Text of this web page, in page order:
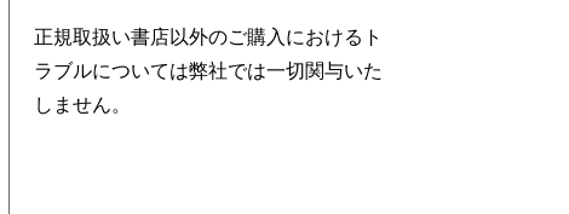
正規取扱い書店以外のご購入におけるト
ラブルについては弊社では一切関与いた
しません。